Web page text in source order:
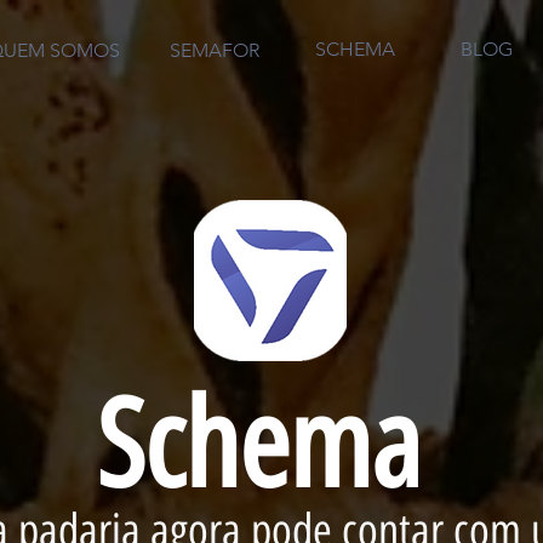
SOMOS SEMAFOR SCHEMA BLOG
Schema
padaria agora pode contar com